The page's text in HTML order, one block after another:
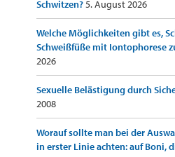
Schwitzen?5. August 2026
Welche Möglichkeiten gibt es,
Schweißfüße mit Iontophorese
2026
Sexuelle Belästigung durch
2008
Worauf sollte man bei der
in erster Linie achten: auf Boni,